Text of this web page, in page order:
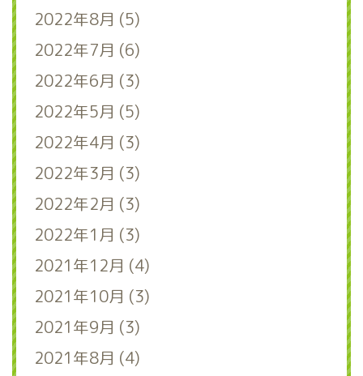
2022年8月 (5)
2022年7月 (6)
2022年6月 (3)
2022年5月 (5)
2022年4月 (3)
2022年3月 (3)
2022年2月 (3)
2022年1月 (3)
2021年12月 (4)
2021年10月 (3)
2021年9月 (3)
2021年8月 (4)